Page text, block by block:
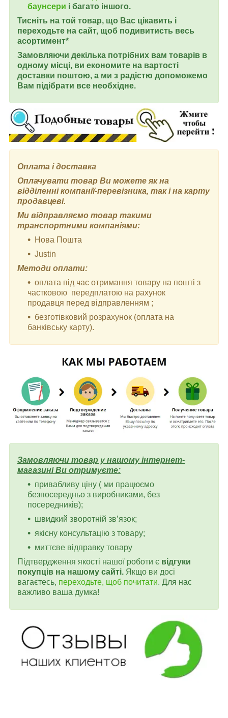
баунсери і багато іншого.
Тисніть на той товар, що Вас цікавить і
переходьте на сайт, щоб подивитисть весь
асортимент*
Замовляючи декілька потрібних вам товарів в
одному місці, ви економите на вартості
доставки поштою, а ми з радістю допоможемо
Вам підібрати все необхідне.
Оплата і доставка
Оплачувати товар Ви можете як на
відділенні компанії-перевізника, так і на карту
продавцеві.
Ми відправляємо товар такими
транспортними компаніями:
Нова Пошта
Justin
Методи оплати:
оплата під час отримання товару на пошті з
частковою передплатою на рахунок
продавця перед відправленням ;
безготівковий розрахунок (оплата на
банківську карту).
Замовляючи товар у нашому інтернет-
магазині Ви отримуєте:
привабливу ціну ( ми працюємо
безпосередньо з виробниками, без
посередників);
швидкий зворотній зв’язок;
якісну консультацію з товару;
миттєве відправку товару
Підтвердження якості нашої роботи є відгуки
покупців на нашому сайті. Якщо ви досі
вагаєтесь, переходьте, щоб почитати. Для нас
важливо ваша думка!